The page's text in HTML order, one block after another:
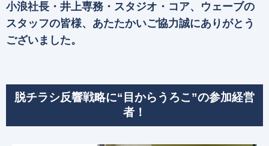
小浪社長・井上専務・スタジオ・コア、ウェーブの
スタッフの皆様、あたたかいご協力誠にありがとう
ございました。
脱チラシ反響戦略に“目からうろこ”の参加経営
者！